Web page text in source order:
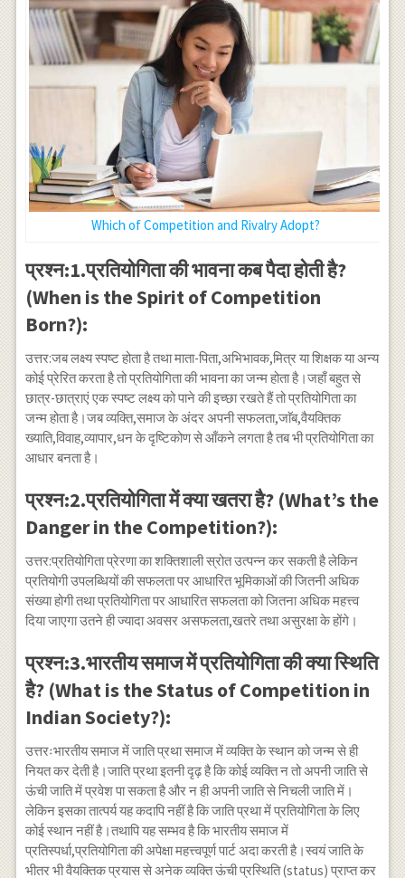
Which of Competition and Rivalry Adopt?
प्रश्न:1.प्रतियोगिता की भावना कब पैदा होती है?
(When is the Spirit of Competition
Born?):
उत्तर:जब लक्ष्य स्पष्ट होता है तथा माता-पिता,अभिभावक,मित्र या शिक्षक या अन्य
कोई प्रेरित करता है तो प्रतियोगिता की भावना का जन्म होता है।जहाँ बहुत से
छात्र-छात्राएं एक स्पष्ट लक्ष्य को पाने की इच्छा रखते हैं तो प्रतियोगिता का
जन्म होता है।जब व्यक्ति,समाज के अंदर अपनी सफलता,जाॅब,वैयक्तिक
ख्याति,विवाह,व्यापार,धन के दृष्टिकोण से आँकने लगता है तब भी प्रतियोगिता का
आधार बनता है।
प्रश्न:2.प्रतियोगिता में क्या खतरा है? (What’s the
Danger in the Competition?):
उत्तर:प्रतियोगिता प्रेरणा का शक्तिशाली स्रोत उत्पन्न कर सकती है लेकिन
प्रतियोगी उपलब्धियों की सफलता पर आधारित भूमिकाओं की जितनी अधिक
संख्या होगी तथा प्रतियोगिता पर आधारित सफलता को जितना अधिक महत्त्व
दिया जाएगा उतने ही ज्यादा अवसर असफलता,खतरे तथा असुरक्षा के होंगे।
प्रश्न:3.भारतीय समाज में प्रतियोगिता की क्या स्थिति
है? (What is the Status of Competition in
Indian Society?):
उत्तरःभारतीय समाज में जाति प्रथा समाज में व्यक्ति के स्थान को जन्म से ही
नियत कर देती है।जाति प्रथा इतनी दृढ़ है कि कोई व्यक्ति न तो अपनी जाति से
ऊंची जाति में प्रवेश पा सकता है और न ही अपनी जाति से निचली जाति में।
लेकिन इसका तात्पर्य यह कदापि नहीं है कि जाति प्रथा में प्रतियोगिता के लिए
कोई स्थान नहीं है।तथापि यह सम्भव है कि भारतीय समाज में
प्रतिस्पर्धा,प्रतियोगिता की अपेक्षा महत्त्वपूर्ण पार्ट अदा करती है।स्वयं जाति के
भीतर भी वैयक्तिक प्रयास से अनेक व्यक्ति ऊंची प्रस्थिति (status) प्राप्त कर